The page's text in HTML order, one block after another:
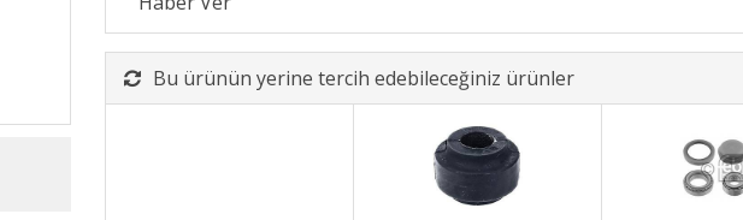
Bu ürünün yerine tercih edebileceğiniz ürünler